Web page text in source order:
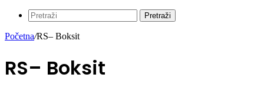
Pretraži
Početna/RS– Boksit
RS– Boksit